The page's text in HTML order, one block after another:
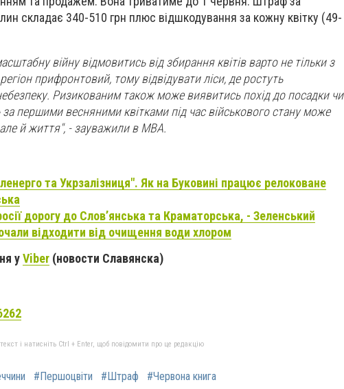
складає 340-510 грн плюс відшкодування за кожну квітку (49-
війну відмовитись від збирання квітів варто не тільки з
прифронтовий, тому відвідувати ліси, де ростуть
Ризикованим також може виявитись похід до посадки чи
першими весняними квітками під час військового стану може
й життя", - зауважили в МВА.
та Укрзалізниця". Як на Буковині працює релоковане
дорогу до Слов’янська та Краматорська, - Зеленський
відходити від очищення води хлором
уViber (новости Славянска)
і натисніть Ctrl + Enter, щоб повідомити про це редакцію
#Першоцвіти #Штраф #Червона книга